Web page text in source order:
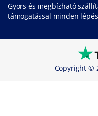
Gyors és megbízható
támogatással minden
Copyright ©